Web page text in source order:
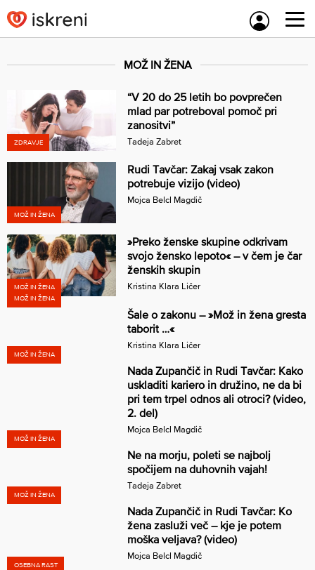
to
content
MOŽ IN ŽENA
ZDRAVJE
“V 20 do 25 letih bo povprečen
mlad par potreboval pomoč pri
zanositvi”
Tadeja Zabret
MOŽ IN ŽENA
Rudi Tavčar: Zakaj vsak zakon
potrebuje vizijo (video)
Mojca Belcl Magdič
MOŽ IN ŽENA
»Preko ženske skupine odkrivam
svojo žensko lepoto« – v čem je čar
ženskih skupin
Kristina Klara Ličer
MOŽ IN ŽENA
Šale o zakonu – »Mož in žena gresta
taborit …«
Kristina Klara Ličer
MOŽ IN ŽENA
Nada Zupančič in Rudi Tavčar: Kako
uskladiti kariero in družino, ne da bi
pri tem trpel odnos ali otroci? (video,
2. del)
Mojca Belcl Magdič
MOŽ IN ŽENA
Ne na morju, poleti se najbolj
spočijem na duhovnih vajah!
Tadeja Zabret
MOŽ IN ŽENA
Nada Zupančič in Rudi Tavčar: Ko
žena zasluži več – kje je potem
moška veljava? (video)
Mojca Belcl Magdič
OSEBNA RAST